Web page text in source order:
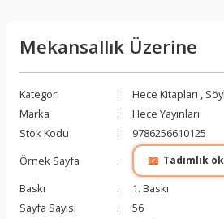
Mekansallık Üzerine
Kategori Hece Kitapları ,
Marka
Hece Yayınları
Stok Kodu
9786256610125
Örnek Sayfa
📖 Tadımlık
Baskı
1. Baskı
Sayfa Sayısı
56